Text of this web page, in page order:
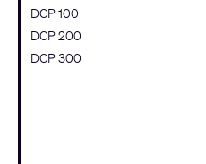
DCP 100
DCP 200
DCP 300